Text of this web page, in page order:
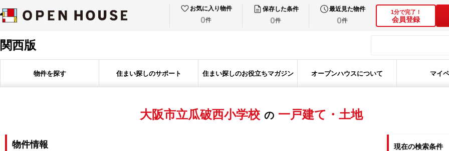
お気に入り物件
0件
保存した条件
0件
最近見た物件
0件
1分で完了！
会員登録
関西版
物件を探す 住まい探しのサポート 住まい探しのお役立ちマガジン オープンハウスについて マイ
大阪市立瓜破西小学校 の 一戸建て・土地
物件情報 現在の検索条件